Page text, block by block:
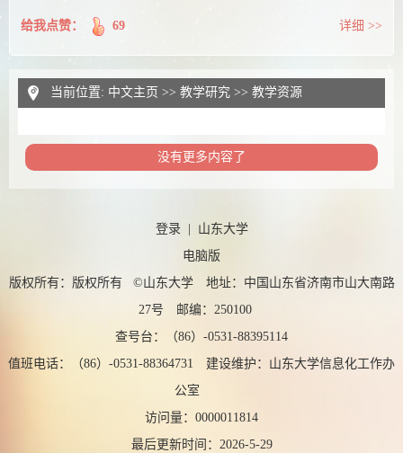
给我点赞： 69 详细 >>
当前位置: 中文主页 >> 教学研究 >> 教学资源
没有更多内容了
登录| 山东大学
电脑版
版权所有：版权所有 ©山东大学 地址：中国山东省济南市山大南路
27号 邮编：250100
查号台：（86）-0531-88395114
值班电话：（86）-0531-88364731 建设维护：山东大学信息化工作办
公室
访问量： 0000011814
最后更新时间： 2026-5-29